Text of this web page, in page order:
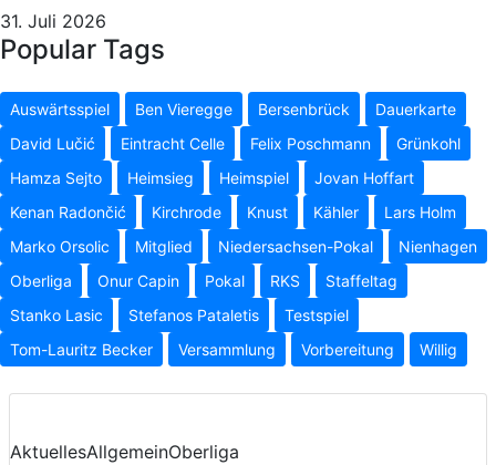
31. Juli 2026
Popular Tags
Auswärtsspiel Ben Vieregge Bersenbrück
Dauerkarte
David Lučić
Eintracht Celle Felix Poschmann
Grünkohl
Hamza Sejto
Heimsieg Heimspiel
Jovan Hoffart
Kenan Radončić
Kirchrode Knust Kähler
Lars Holm
Marko Orsolic
Mitglied Niedersachsen-Pokal
Nienhagen
Oberliga
Onur Capin Pokal RKS
Staffeltag
Stanko Lasic
Stefanos Pataletis
Testspiel
Tom-Lauritz Becker
Versammlung Vorbereitung Willig
AktuellesAllgemeinOberliga